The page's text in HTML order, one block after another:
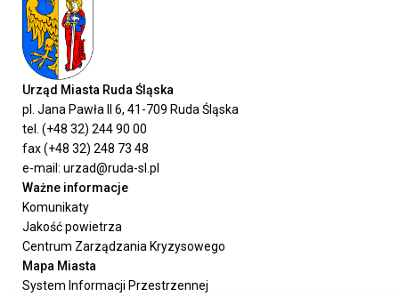
Urząd Miasta Ruda Śląska
pl. Jana Pawła II 6, 41-709 Ruda Śląska
tel. (+48 32) 244 90 00
fax (+48 32) 248 73 48
e-mail: urzad@ruda-sl.pl
Ważne informacje
Komunikaty
Jakość powietrza
Centrum Zarządzania Kryzysowego
Mapa Miasta
System Informacji Przestrzennej